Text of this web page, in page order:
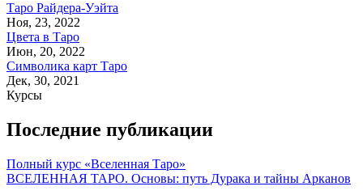
Таро Райдера-Уэйта
Ноя, 23, 2022
Цвета в Таро
Июн, 20, 2022
Символика карт Таро
Дек, 30, 2021
Курсы
Последние публикации
Полный курс «Вселенная Таро»
ВСЕЛЕННАЯ ТАРО. Основы: путь Дурака и тайны Арканов